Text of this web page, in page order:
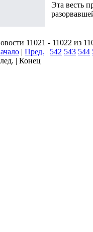
Эта весть
11021 - 11022 из
| Пред. | 542 543 544
| Конец